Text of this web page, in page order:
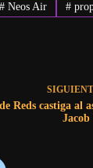
#Neos Air #
Reds castiga al